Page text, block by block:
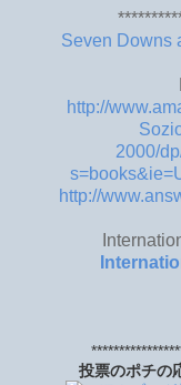
Seven Downs
http://
2000/
http://
投票のポチの